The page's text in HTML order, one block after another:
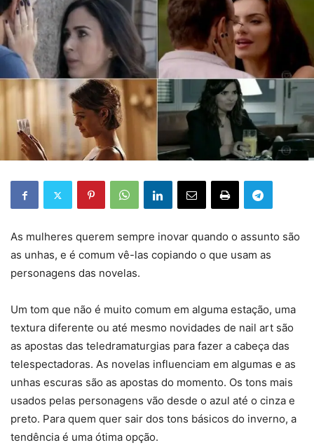
As mulheres querem sempre inovar quando o assunto são
as unhas, e é comum vê-las copiando o que usam as
personagens das novelas.
Um tom que não é muito comum em alguma estação, uma
textura diferente ou até mesmo novidades de nail art são
as apostas das teledramaturgias para fazer a cabeça das
telespectadoras. As novelas influenciam em algumas e as
unhas escuras são as apostas do momento. Os tons mais
usados pelas personagens vão desde o azul até o cinza e
preto. Para quem quer sair dos tons básicos do inverno, a
tendência é uma ótima opção.